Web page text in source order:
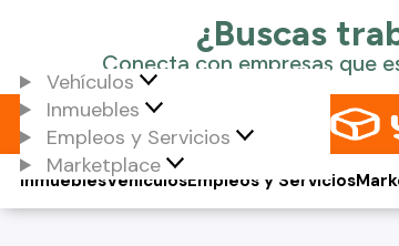
Vehículos
Inmuebles
Empleos y Servicios
Marketplace
Vehículos
Inmuebles Empleos y Servicios